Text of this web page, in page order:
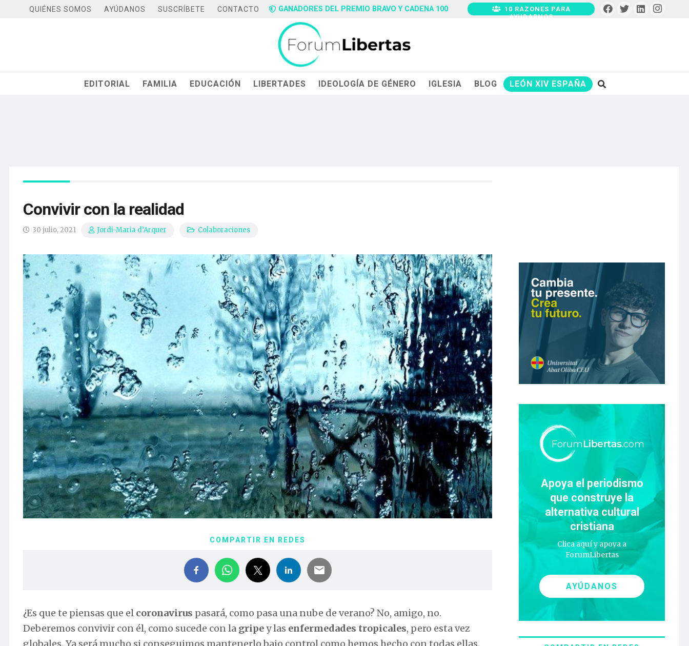
QUIÉNES SOMOS AYÚDANOS SUSCRÍBETE CONTACTO GANADORES DEL PREMIO BRAVO Y CADENA 100
10 RAZONES PARA
AYUDARNOS
EDITORIAL FAMILIA EDUCACIÓN LIBERTADES IDEOLOGÍA DE GÉNERO IGLESIA BLOG LEÓN XIV ESPAÑA
Convivir con la realidad
30 julio, 2021 Jordi-Maria d’Arquer Colaboraciones
COMPARTIR EN REDES
¿Es que te piensas que el coronavirus pasará, como pasa una nube de verano? No, amigo, no.
Deberemos convivir con él, como sucede con la gripey las enfermedades tropicales, pero esta vez
Apoya el periodismo
que construye la
alternativa cultural
cristiana
Clica aquí y apoya a
ForumLibertas
AYÚDANOS